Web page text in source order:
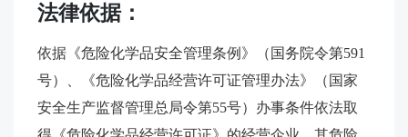
法律依据：
依据《危险化学品安全管理条例》（国务院令第591
号）、《危险化学品经营许可证管理办法》（国家
安全生产监督管理总局令第55号）办事条件依法取